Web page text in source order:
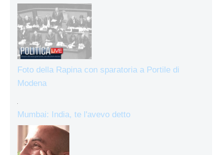
Foto della Rapina con sparatoria a Portile di
Modena
Mumbai: India, te l'avevo detto